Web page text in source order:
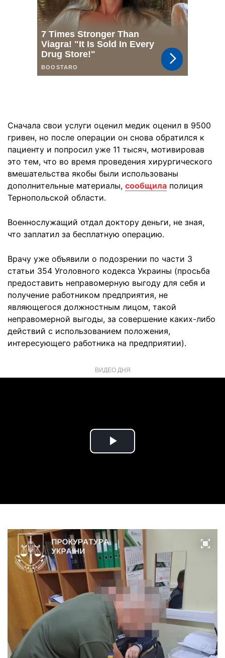
Сначала свои услуги оценил медик оценил в 9500
гривен, но после операции он снова обратился к
пациенту и попросил уже 11 тысяч, мотивировав
это тем, что во время проведения хирургического
вмешательства якобы были использованы
дополнительные материалы, сообщила полиция
Тернопольской области.
Военнослужащий отдал доктору деньги, не зная,
что заплатил за бесплатную операцию.
Врачу уже объявили о подозрении по части 3
статьи 354 Уголовного кодекса Украины (просьба
предоставить неправомерную выгоду для себя и
получение работником предприятия, не
являющегося должностным лицом, такой
неправомерной выгоды, за совершение каких-либо
действий с использованием положения,
интересующего работника на предприятии).
ВИДЕО ДНЯ
Play